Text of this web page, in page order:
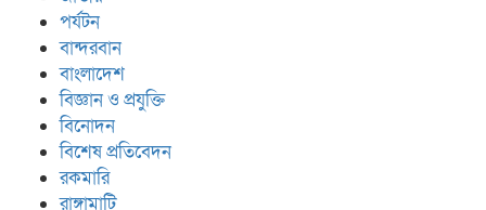
পর্যটন
বান্দরবান
বাংলাদেশ
বিজ্ঞান ও প্রযুক্তি
বিনোদন
বিশেষ প্রতিবেদন
রকমারি
রাঙ্গামাটি